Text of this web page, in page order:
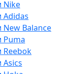
Nike
Adidas
New Balance
Puma
Reebok
Asics